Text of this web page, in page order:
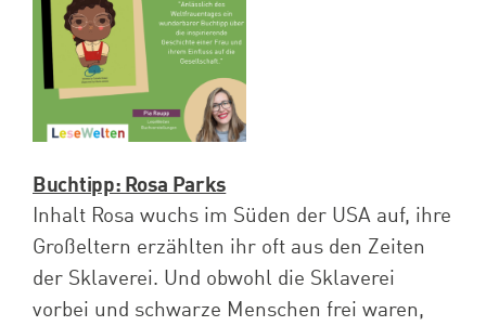
Spenden
Projekte
Buchtipp: Rosa Parks
Inhalt Rosa wuchs im Süden der USA auf, ihre
Großeltern erzählten ihr oft aus den Zeiten
der Sklaverei. Und obwohl die Sklaverei
vorbei und schwarze Menschen frei waren,